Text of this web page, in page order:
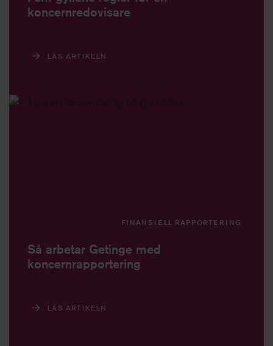
koncernredovisare
LÄS ARTIKELN
FINANSIELL RAPPORTERING
Så arbetar Getinge med
koncernrapportering
LÄS ARTIKELN